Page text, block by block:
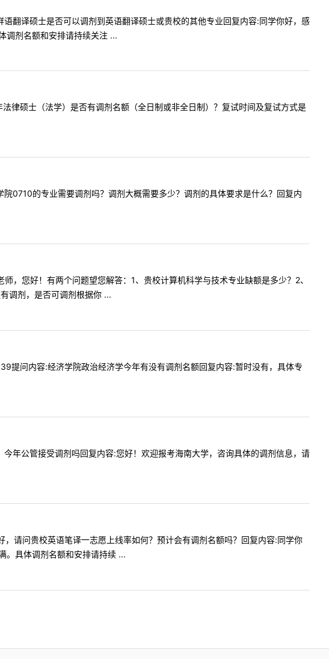
译硕士是否可以调剂到英语翻译硕士或贵校的其他专业回复内容:同学你好，感
调剂名额和安排请持续关注 ...
硕士（法学）是否有调剂名额（全日制或非全日制）？复试时间及复试方式是
的专业需要调剂吗？调剂大概需要多少？调剂的具体要求是什么？回复内
您好！有两个问题望您解答：1、贵校计算机科学与技术专业缺额是多少？2、
调剂，是否可调剂根据你 ...
问内容:经济学院政治经济学今年有没有调剂名额回复内容:暂时没有，具体专
公管接受调剂吗回复内容:您好！欢迎报考海南大学，咨询具体的调剂信息，请
问贵校英语笔译一志愿上线率如何？预计会有调剂名额吗？回复内容:同学你
。具体调剂名额和安排请持续 ...